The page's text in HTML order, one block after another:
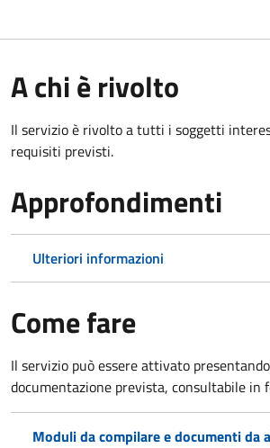
A chi è rivolto
Il servizio è rivolto a tutti i soggetti
requisiti previsti.
Approfondimenti
Ulteriori informazioni
Come fare
Il servizio può essere attivato
documentazione prevista, consultabile in
Moduli da compilare e documenti da